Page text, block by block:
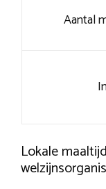
Aantal
Lokale